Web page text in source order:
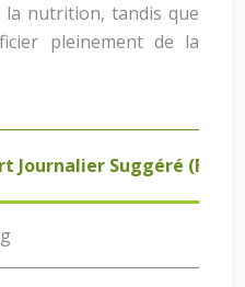
la nutrition, tandis que
pleinement de la
Journalier Suggéré